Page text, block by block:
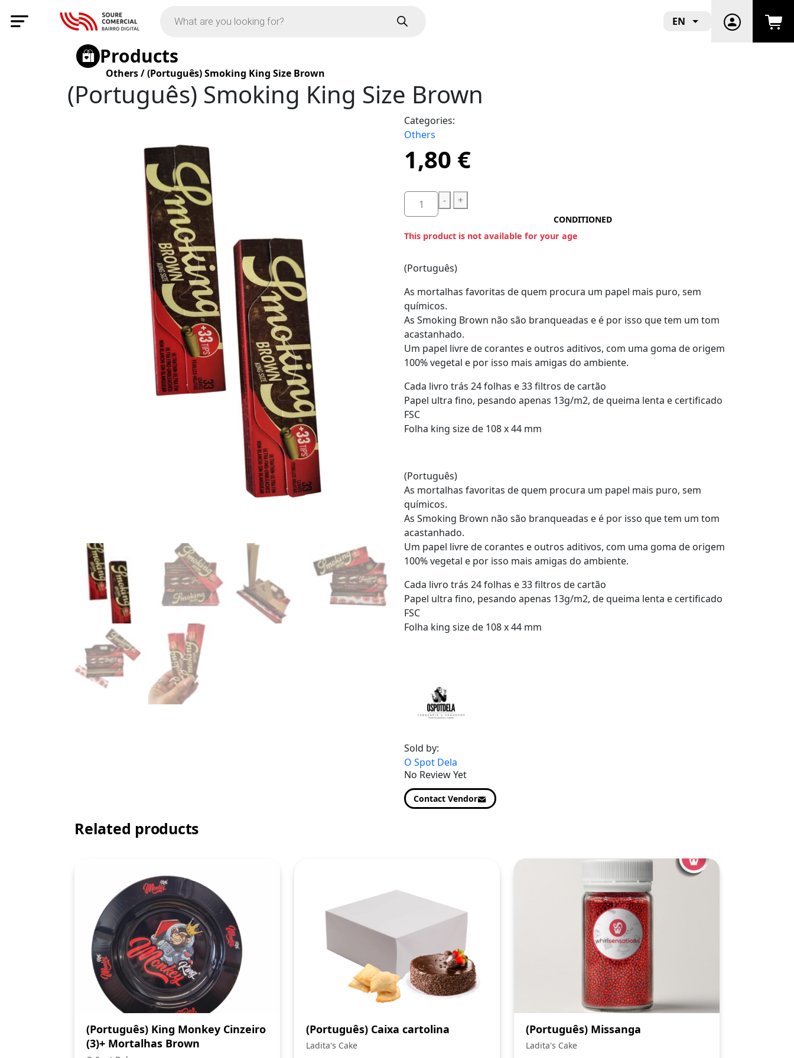
EN
Products
Others/(Português) Smoking King Size Brown
(Português) Smoking King Size Brown
Categories:
Others
1,80 €
- +
CONDITIONED
This product is not available for your age
(Português)
As mortalhas favoritas de quem procura um papel mais puro, sem
químicos.
As Smoking Brown não são branqueadas e é por isso que tem um tom
acastanhado.
Um papel livre de corantes e outros aditivos, com uma goma de origem
100% vegetal e por isso mais amigas do ambiente.
Cada livro trás 24 folhas e 33 filtros de cartão
Papel ultra fino, pesando apenas 13g/m2, de queima lenta e certificado
FSC
Folha king size de 108 x 44 mm
(Português)
As mortalhas favoritas de quem procura um papel mais puro, sem
químicos.
As Smoking Brown não são branqueadas e é por isso que tem um tom
acastanhado.
Um papel livre de corantes e outros aditivos, com uma goma de origem
100% vegetal e por isso mais amigas do ambiente.
Cada livro trás 24 folhas e 33 filtros de cartão
Papel ultra fino, pesando apenas 13g/m2, de queima lenta e certificado
FSC
Folha king size de 108 x 44 mm
Sold by:
O Spot Dela
No Review Yet
Contact Vendor
Related products
(Português) King Monkey Cinzeiro
(3)+ Mortalhas Brown
(Português) Caixa cartolina
Ladita's Cake
(Português) Missanga
Ladita's Cake